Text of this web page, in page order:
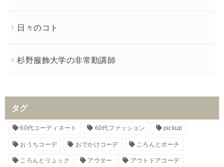
日々のコト
杉野服飾大学の非常勤講師
タグ
60代コーディネート 60代ファッション pickup
おうちコーデ おでかけコーデ ころんとポーチ
ころんとリュック アウター アウトドアコーデ